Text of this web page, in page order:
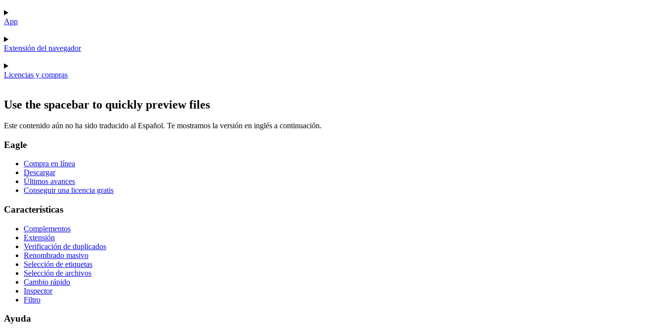
App
Extensión del navegador
Licencias y compras
Use the spacebar to quickly preview files
Este contenido aún no ha sido traducido al Español. Te mostramos la versión en inglés a continuación.
Eagle
Compra en línea
Descargar
Últimos avances
Conseguir una licencia gratis
Características
Complementos
Extensión
Verificación de duplicados
Renombrado masivo
Selección de etiquetas
Selección de archivos
Cambio rápido
Inspector
Filtro
Ayuda